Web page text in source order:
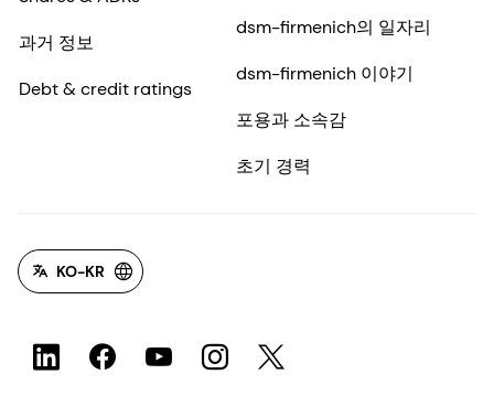
과거 정보
Debt & credit ratings
dsm-firmenich의 일자리
dsm-firmenich 이야기
포용과 소속감
초기 경력
KO-KR